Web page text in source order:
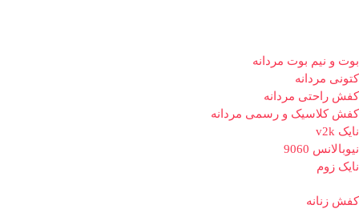
بوت و نیم بوت مردانه
کتونی مردانه
کفش راحتی مردانه
کفش کلاسیک و رسمی مردانه
نایک v2k
نیوبالانس 9060
نایک زوم
کفش زنانه